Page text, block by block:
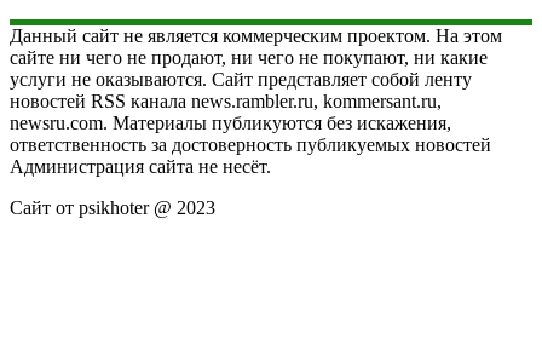
Данный сайт не является коммерческим проектом. На этом
сайте ни чего не продают, ни чего не покупают, ни какие
услуги не оказываются. Сайт представляет собой ленту
новостей RSS канала news.rambler.ru, kommersant.ru,
newsru.com. Материалы публикуются без искажения,
ответственность за достоверность публикуемых новостей
Администрация сайта не несёт.
Сайт от psikhoter @ 2023